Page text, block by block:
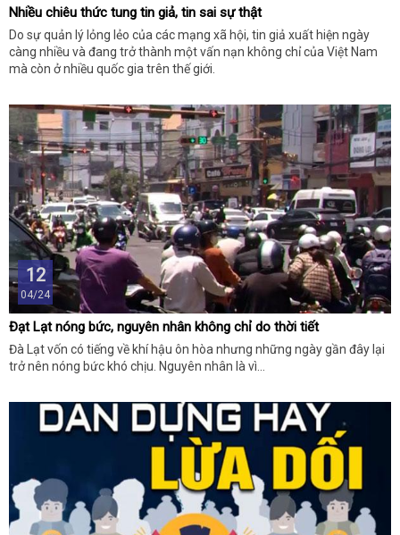
Nhiều chiêu thức tung tin giả, tin sai sự thật
Do sự quản lý lỏng lẻo của các mạng xã hội, tin giả xuất hiện ngày
càng nhiều và đang trở thành một vấn nạn không chỉ của Việt Nam
mà còn ở nhiều quốc gia trên thế giới.
12
04/24
Đạt Lạt nóng bức, nguyên nhân không chỉ do thời tiết
Đà Lạt vốn có tiếng về khí hậu ôn hòa nhưng những ngày gần đây lại
trở nên nóng bức khó chịu. Nguyên nhân là vì...